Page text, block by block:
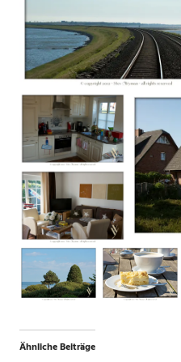
Ähnliche Beiträge